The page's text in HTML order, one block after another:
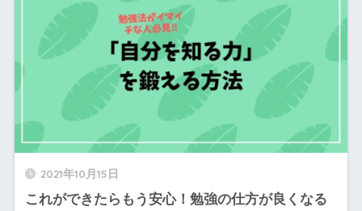
2021年10月15日
これができたらもう安心！勉強の仕方が良くなる